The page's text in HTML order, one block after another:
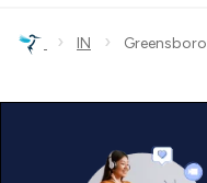
› IN › Greensboro